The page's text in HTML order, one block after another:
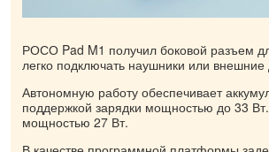
РОСО Pad M1 получил боковой разъем
легко подключать наушники или
Автономную работу обеспечивает
поддержкой зарядки мощностью до 33
мощностью 27 Вт.